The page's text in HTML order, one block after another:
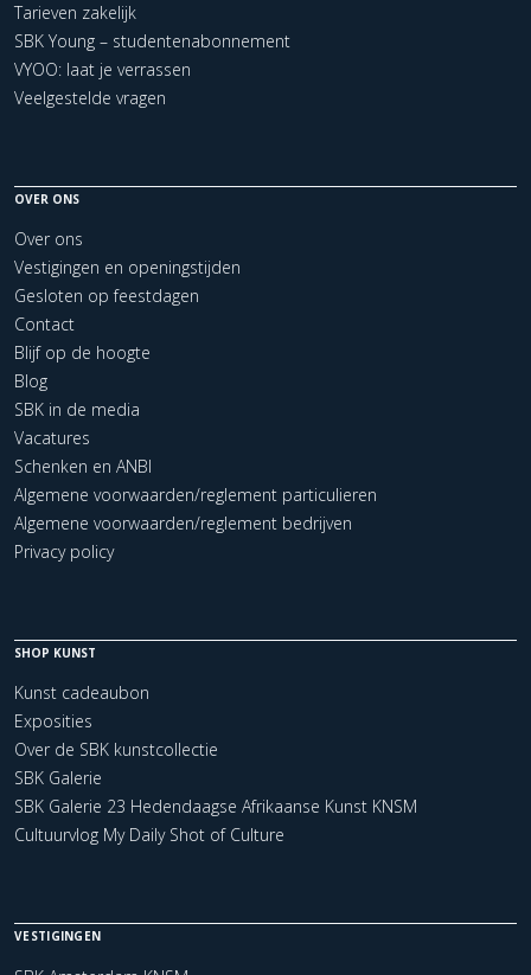
Tarieven zakelijk
SBK Young – studentenabonnement
VYOO: laat je verrassen
Veelgestelde vragen
OVER ONS
Over ons
Vestigingen en openingstijden
Gesloten op feestdagen
Contact
Blijf op de hoogte
Blog
SBK in de media
Vacatures
Schenken en ANBI
Algemene voorwaarden/reglement particulieren
Algemene voorwaarden/reglement bedrijven
Privacy policy
SHOP KUNST
Kunst cadeaubon
Exposities
Over de SBK kunstcollectie
SBK Galerie
SBK Galerie 23 Hedendaagse Afrikaanse Kunst KNSM
Cultuurvlog My Daily Shot of Culture
VESTIGINGEN